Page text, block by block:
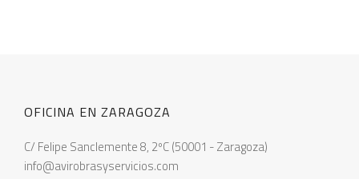
OFICINA EN ZARAGOZA
C/ Felipe Sanclemente 8, 2ºC (50001 - Zaragoza)
info@avirobrasyservicios.com